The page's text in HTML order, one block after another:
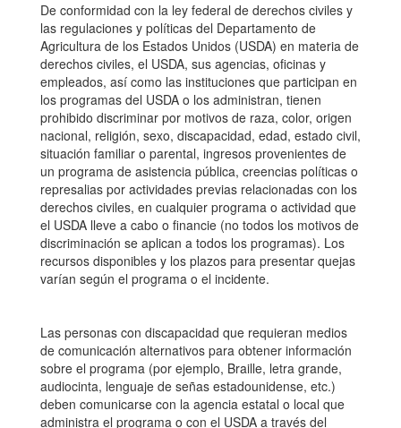
De conformidad con la ley federal de derechos civiles y
las regulaciones y políticas del Departamento de
Agricultura de los Estados Unidos (USDA) en materia de
derechos civiles, el USDA, sus agencias, oficinas y
empleados, así como las instituciones que participan en
los programas del USDA o los administran, tienen
prohibido discriminar por motivos de raza, color, origen
nacional, religión, sexo, discapacidad, edad, estado civil,
situación familiar o parental, ingresos provenientes de
un programa de asistencia pública, creencias políticas o
represalias por actividades previas relacionadas con los
derechos civiles, en cualquier programa o actividad que
el USDA lleve a cabo o financie (no todos los motivos de
discriminación se aplican a todos los programas). Los
recursos disponibles y los plazos para presentar quejas
varían según el programa o el incidente.
Las personas con discapacidad que requieran medios
de comunicación alternativos para obtener información
sobre el programa (por ejemplo, Braille, letra grande,
audiocinta, lenguaje de señas estadounidense, etc.)
deben comunicarse con la agencia estatal o local que
administra el programa o con el USDA a través del